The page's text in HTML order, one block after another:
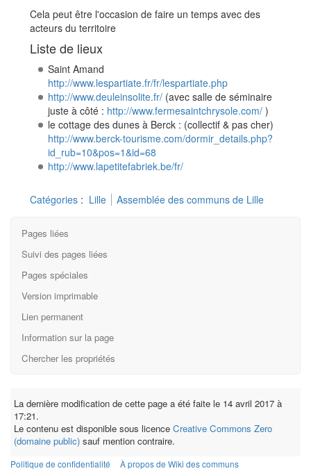
Cela peut être l'occasion de faire un temps avec des
acteurs du territoire
Liste de lieux
Saint Amand
http://www.lespartiate.fr/fr/lespartiate.php
http://www.deuleinsolite.fr/(avec salle de séminaire
juste à côté : http://www.fermesaintchrysole.com/)
le cottage des dunes à Berck : (collectif & pas cher)
http://www.berck-tourisme.com/dormir_details.php?
id_rub=10&pos=1&id=68
http://www.lapetitefabriek.be/fr/
Catégories : Lille Assemblée des communs de Lille
Pages liées
Suivi des pages liées
Pages spéciales
Version imprimable
Lien permanent
Information sur la page
Chercher les propriétés
La dernière modification de cette page a été faite le 14 avril 2017 à
17:21.
Le contenu est disponible sous licence Creative Commons Zero
(domaine public) sauf mention contraire.
Politique de confidentialité
À propos de Wiki des communs